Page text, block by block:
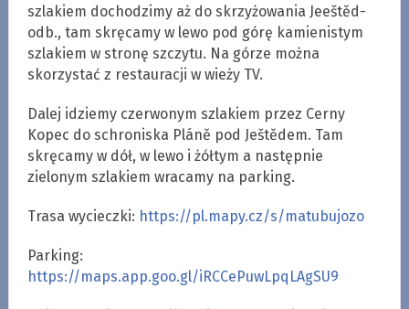
szlakiem dochodzimy aż do skrzyżowania Jeeštěd-
odb., tam skręcamy w lewo pod górę kamienistym
szlakiem w stronę szczytu. Na górze można
skorzystać z restauracji w wieży TV.
Dalej idziemy czerwonym szlakiem przez Cerny
Kopec do schroniska Pláně pod Ještědem. Tam
skręcamy w dół, w lewo i żółtym a następnie
zielonym szlakiem wracamy na parking.
Trasa wycieczki: https://pl.mapy.cz/s/matubujozo
Parking:
https://maps.app.goo.gl/iRCCePuwLpqLAgSU9